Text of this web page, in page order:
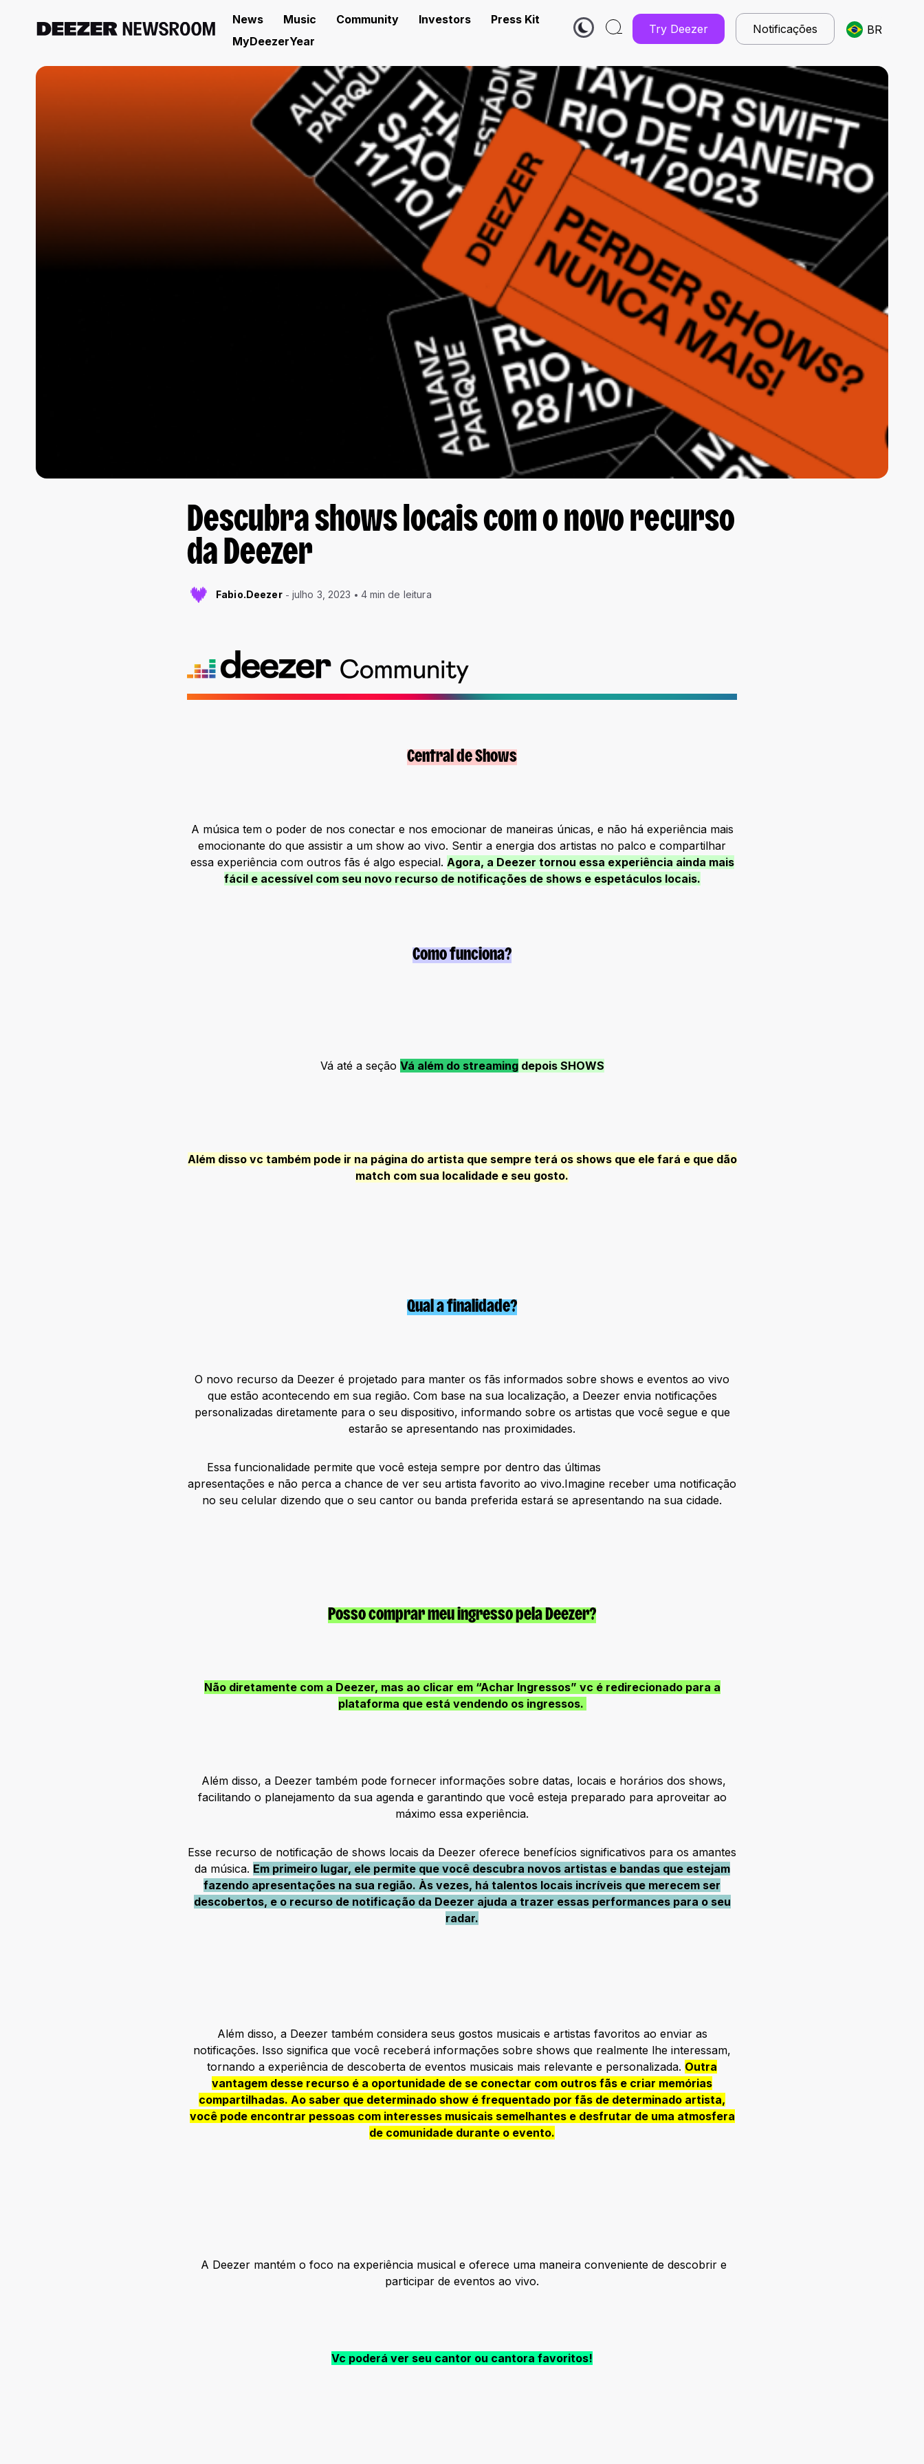
News Music Community Investors
Press Kit
MyDeezerYear
Try Deezer Notificações BR
Descubra shows locais com o novo recurso
da Deezer
Fabio.Deezer julho 3, 2023 4 min de leitura
Central de Shows
A música tem o poder de nos conectar e nos emocionar de maneiras únicas, e não há experiência mais
emocionante do que assistir a um show ao vivo. Sentir a energia dos artistas no palco e compartilhar
essa experiência com outros fãs é algo especial. Agora, a Deezer tornou essa experiência ainda mais
fácil e acessível com seu novo recurso de notificações de shows e espetáculos locais.
Como funciona?
Vá até a seção Vá além do streamingdepois SHOWS
Além disso vc também pode ir na página do artista que sempre terá os shows que ele fará e que dão
match com sua localidade e seu gosto.
Qual a finalidade?
O novo recurso da Deezer é projetado para manter os fãs informados sobre shows e eventos ao vivo
que estão acontecendo em sua região. Com base na sua localização, a Deezer envia notificações
personalizadas diretamente para o seu dispositivo, informando sobre os artistas que você segue e que
estarão se apresentando nas proximidades.
Essa funcionalidade permite que você esteja sempre por dentro das últimas
apresentações e não perca a chance de ver seu artista favorito ao vivo.Imagine receber uma notificação
no seu celular dizendo que o seu cantor ou banda preferida estará se apresentando na sua cidade.
Posso comprar meu ingresso pela Deezer?
Não diretamente com a Deezer, mas ao clicar em “Achar Ingressos” vc é redirecionado para a
plataforma que está vendendo os ingressos.
Além disso, a Deezer também pode fornecer informações sobre datas, locais e horários dos shows,
facilitando o planejamento da sua agenda e garantindo que você esteja preparado para aproveitar ao
máximo essa experiência.
Esse recurso de notificação de shows locais da Deezer oferece benefícios significativos para os amantes
da música. Em primeiro lugar, ele permite que você descubra novos artistas e bandas que estejam
fazendo apresentações na sua região. Às vezes, há talentos locais incríveis que merecem ser
descobertos, e o recurso de notificação da Deezer ajuda a trazer essas performances para o seu
radar.
Além disso, a Deezer também considera seus gostos musicais e artistas favoritos ao enviar as
notificações. Isso significa que você receberá informações sobre shows que realmente lhe interessam,
tornando a experiência de descoberta de eventos musicais mais relevante e personalizada. Outra
vantagem desse recurso é a oportunidade de se conectar com outros fãs e criar memórias
compartilhadas. Ao saber que determinado show é frequentado por fãs de determinado artista,
você pode encontrar pessoas com interesses musicais semelhantes e desfrutar de uma atmosfera
de comunidade durante o evento.
A Deezer mantém o foco na experiência musical e oferece uma maneira conveniente de descobrir e
participar de eventos ao vivo.
Vc poderá ver seu cantor ou cantora favoritos!